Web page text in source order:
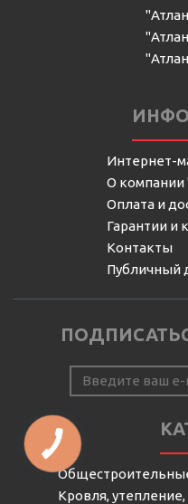
Интернет-
О компании
Оплата и
Гарантии и
Контакты
Публичный
Кровля,
КНОПКА
СВЯЗИ